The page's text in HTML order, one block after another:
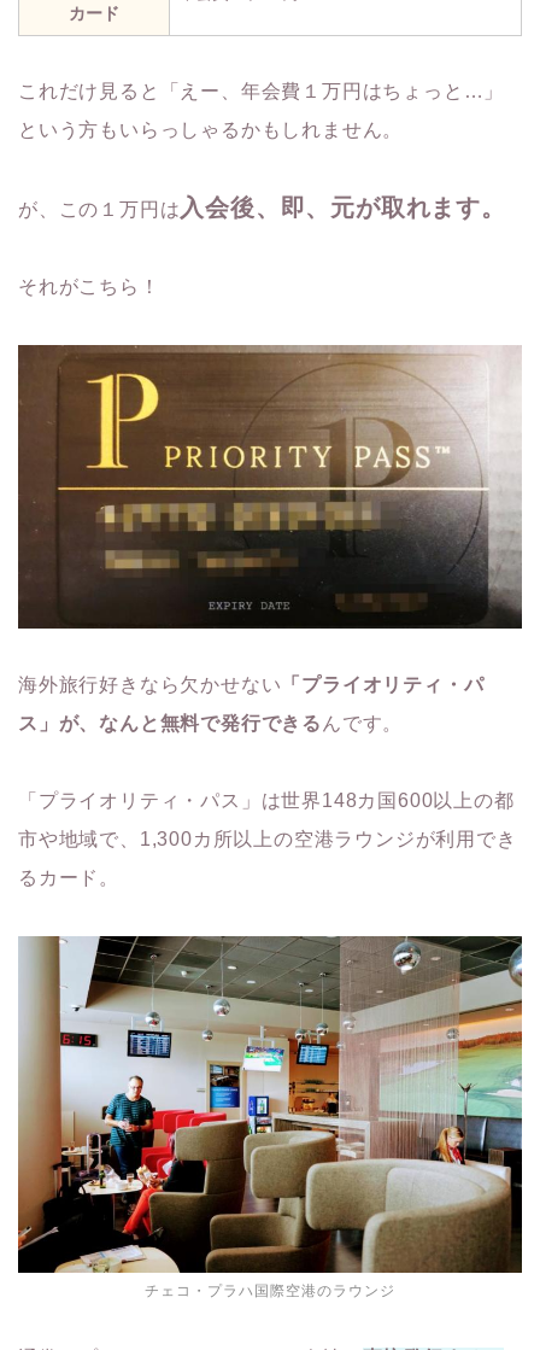
カード
これだけ見ると「えー、年会費１万円はちょっと…」
という方もいらっしゃるかもしれません。
が、この１万円は 入会後、即、元が取れます。
それがこちら！
海外旅行好きなら欠かせない 「プライオリティ・パ
ス」が、なんと無料で発行できる んです。
「プライオリティ・パス」は世界148カ国600以上の都
市や地域で、1,300カ所以上の空港ラウンジが利用でき
るカード。
チェコ・プラハ国際空港のラウンジ